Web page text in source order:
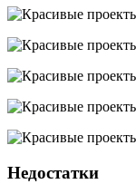
Недостатки